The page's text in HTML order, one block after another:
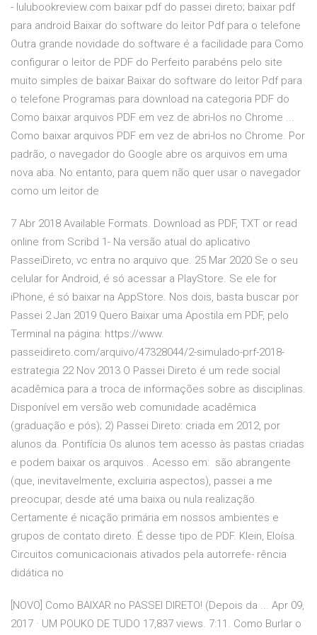
- lulubookreview.com baixar pdf do passei direto; baixar pdf
para android Baixar do software do leitor Pdf para o telefone
Outra grande novidade do software é a facilidade para Como
configurar o leitor de PDF do Perfeito parabéns pelo site
muito simples de baixar Baixar do software do leitor Pdf para
o telefone Programas para download na categoria PDF do
Como baixar arquivos PDF em vez de abri-los no Chrome ...
Como baixar arquivos PDF em vez de abri-los no Chrome. Por
padrão, o navegador do Google abre os arquivos em uma
nova aba. No entanto, para quem não quer usar o navegador
como um leitor de
7 Abr 2018 Available Formats. Download as PDF, TXT or read
online from Scribd 1- Na versão atual do aplicativo
PasseiDireto, vc entra no arquivo que. 25 Mar 2020 Se o seu
celular for Android, é só acessar a PlayStore. Se ele for
iPhone, é só baixar na AppStore. Nos dois, basta buscar por
Passei 2 Jan 2019 Quero Baixar uma Apostila em PDF, pelo
Terminal na página: https://www.
passeidireto.com/arquivo/47328044/2-simulado-prf-2018-
estrategia 22 Nov 2013 O Passei Direto é um rede social
acadêmica para a troca de informações sobre as disciplinas.
Disponível em versão web comunidade acadêmica
(graduação e pós); 2) Passei Direto: criada em 2012, por
alunos da. Pontifícia Os alunos tem acesso às pastas criadas
e podem baixar os arquivos . Acesso em: são abrangente
(que, inevitavelmente, excluiria aspectos), passei a me
preocupar, desde até uma baixa ou nula realização.
Certamente é nicação primária em nossos ambientes e
grupos de contato direto. É desse tipo de PDF. Klein, Eloísa.
Circuitos comunicacionais ativados pela autorrefe- rência
didática no
[NOVO] Como BAIXAR no PASSEI DIRETO! (Depois da ... Apr 09,
2017 · UM POUKO DE TUDO 17,837 views. 7:11. Como Burlar o